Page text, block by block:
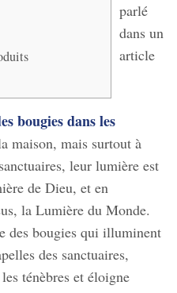
parlé
dans un
article
bougies dans les
maison, mais surtout à
leur lumière est
de Dieu, et en
la Lumière du Monde.
des bougies qui illuminent
des sanctuaires,
ténèbres et éloigne